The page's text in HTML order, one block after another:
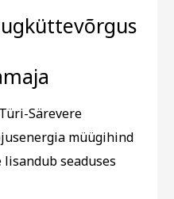
Särevere
müügihind
seaduses